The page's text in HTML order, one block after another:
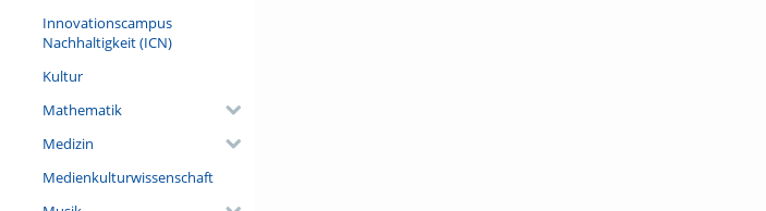
Innovationscampus
Nachhaltigkeit (ICN)
Kultur
Mathematik
Medizin
Medienkulturwissenschaft